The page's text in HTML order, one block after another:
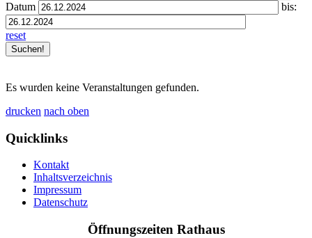
Datum
bis:
reset
Es wurden keine Veranstaltungen gefunden.
drucken nach oben
Quicklinks
Kontakt
Inhaltsverzeichnis
Impressum
Datenschutz
Öffnungszeiten Rathaus